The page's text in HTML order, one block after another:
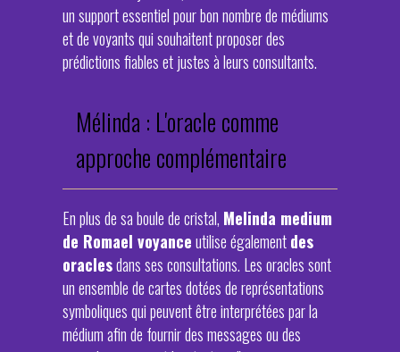
un support essentiel pour bon nombre de médiums
et de voyants qui souhaitent proposer des
prédictions fiables et justes à leurs consultants.
Mélinda : L'oracle comme
approche complémentaire
En plus de sa boule de cristal, Melinda medium
de Romael voyanceutilise égalementdes
oraclesdans ses consultations. Les oracles sont
un ensemble de cartes dotées de représentations
symboliques qui peuvent être interprétées par la
médium afin de fournir des messages ou des